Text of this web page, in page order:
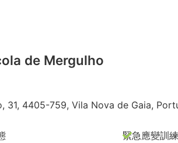
de Mergulho
31, 4405-759, Vila Nova de Gaia,
緊急應變訓練